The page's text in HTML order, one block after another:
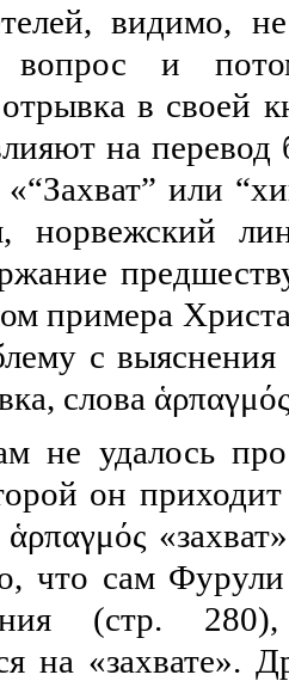
видимо,
и
в своей
на перевод
или
норвежский
примера
с выяснения
слова
не удалось
он
ἁρπαγμός
что сам
(стр.
на «захвате».